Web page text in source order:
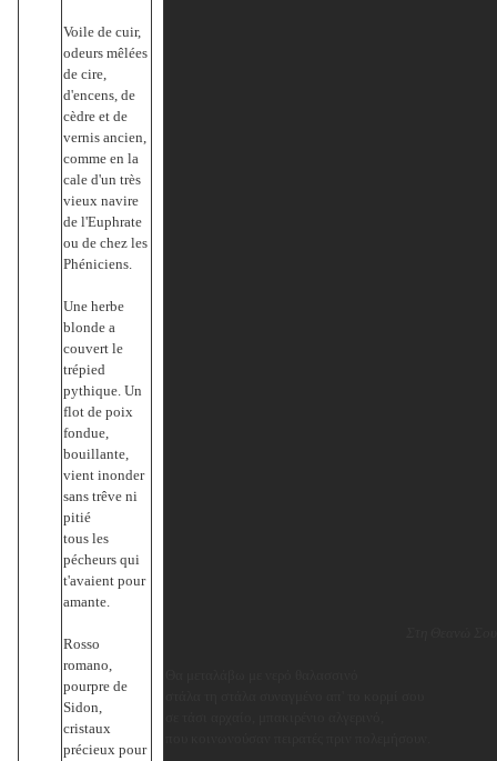
Voile de cuir,
odeurs mêlées
de cire,
d'encens, de
cèdre et de
vernis ancien,
comme en la
cale d'un très
vieux navire
de l'Euphrate
ou de chez les
Phéniciens.
Une herbe
blonde a
couvert le
trépied
pythique. Un
flot de poix
fondue,
bouillante,
vient inonder
sans trêve ni
pitié
tous les
pécheurs qui
t'avaient pour
amante.
Rosso
romano,
pourpre de
Sidon,
cristaux
précieux pour